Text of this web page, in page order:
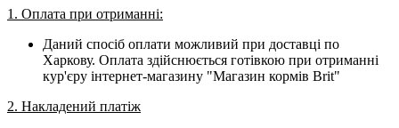
1. Оплата при отриманні:
Даний спосіб оплати можливий при доставці по
Харкову. Оплата здійснюється готівкою при отриманні
кур'єру інтернет-магазину "Магазин кормів Brit"
2. Накладений платіж